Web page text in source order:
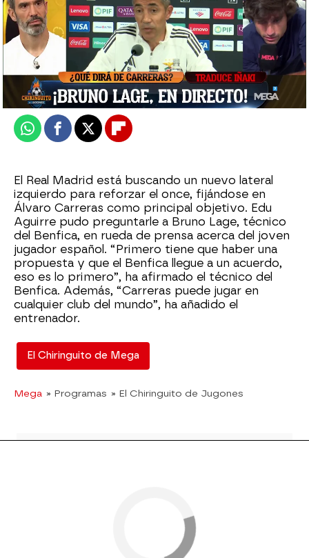
El Chiringuito
Publicado:16 de junio de 2025, 01:50
WhatsappFacebook
X Flipboard
El Real Madrid está buscando un nuevo lateral
izquierdo para reforzar el once, fijándose en
Álvaro Carreras como principal objetivo. Edu
Aguirre pudo preguntarle a Bruno Lage, técnico
del Benfica, en rueda de prensa acerca del joven
jugador español. “Primero tiene que haber una
propuesta y que el Benfica llegue a un acuerdo,
eso es lo primero”, ha afirmado el técnico del
Benfica. Además, “Carreras puede jugar en
cualquier club del mundo”, ha añadido el
entrenador.
El Chiringuito de Mega
Mega » Programas » El Chiringuito de Jugones